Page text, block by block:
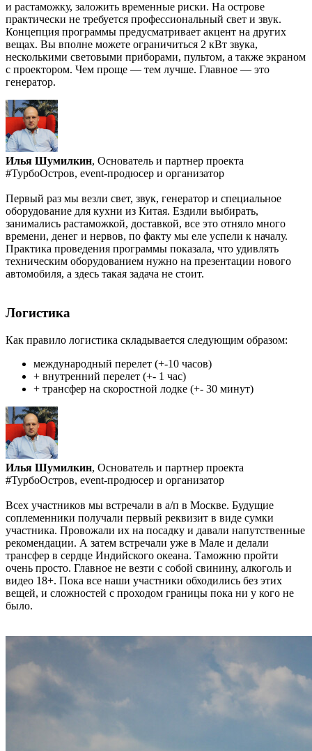
и растаможку, заложить временные риски. На острове
практически не требуется профессиональный свет и звук.
Концепция программы предусматривает акцент на других
вещах. Вы вполне можете ограничиться 2 кВт звука,
несколькими световыми приборами, пультом, а также экраном
с проектором. Чем проще — тем лучше. Главное — это
генератор.
Илья Шумилкин, Основатель и партнер проекта
#ТурбоОстров, event-продюсер и организатор
Первый раз мы везли свет, звук, генератор и специальное
оборудование для кухни из Китая. Ездили выбирать,
занимались растаможкой, доставкой, все это отняло много
времени, денег и нервов, по факту мы еле успели к началу.
Практика проведения программы показала, что удивлять
техническим оборудованием нужно на презентации нового
автомобиля, а здесь такая задача не стоит.
Логистика
Как правило логистика складывается следующим образом:
международный перелет (+-10 часов)
+ внутренний перелет (+- 1 час)
+ трансфер на скоростной лодке (+- 30 минут)
Илья Шумилкин, Основатель и партнер проекта
#ТурбоОстров, event-продюсер и организатор
Всех участников мы встречали в а/п в Москве. Будущие
соплеменники получали первый реквизит в виде сумки
участника. Провожали их на посадку и давали напутственные
рекомендации. А затем встречали уже в Мале и делали
трансфер в сердце Индийского океана. Таможню пройти
очень просто. Главное не везти с собой свинину, алкоголь и
видео 18+. Пока все наши участники обходились без этих
вещей, и сложностей с проходом границы пока ни у кого не
было.